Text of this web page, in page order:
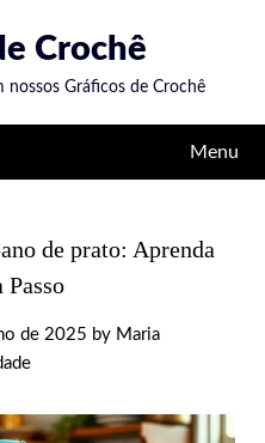
Crochê
nossos Gráficos de Crochê
Menu
de prato: Aprenda
Passo
de 2025 by Maria